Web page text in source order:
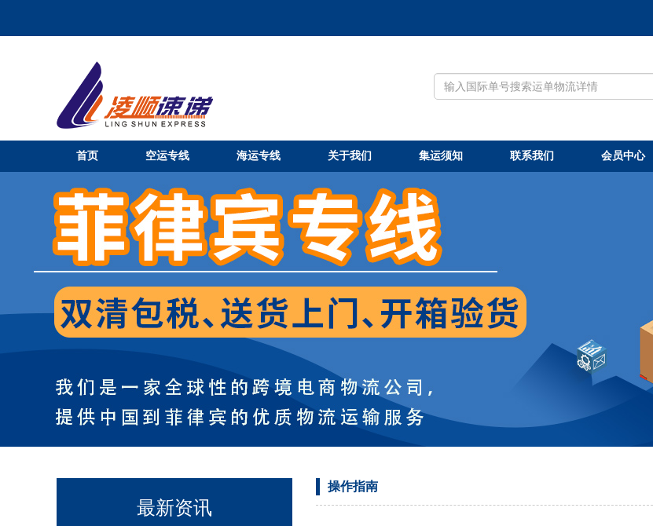
首页 空运专线 海运专线 关于我们 集运须知 联系我们 会员中心
最新资讯
操作指南